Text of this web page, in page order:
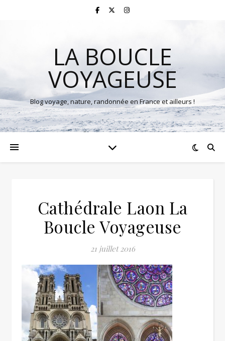
LA BOUCLE
VOYAGEUSE
Blog voyage, nature, randonnée en France et ailleurs !
Cathédrale Laon La
Boucle Voyageuse
21 juillet 2016